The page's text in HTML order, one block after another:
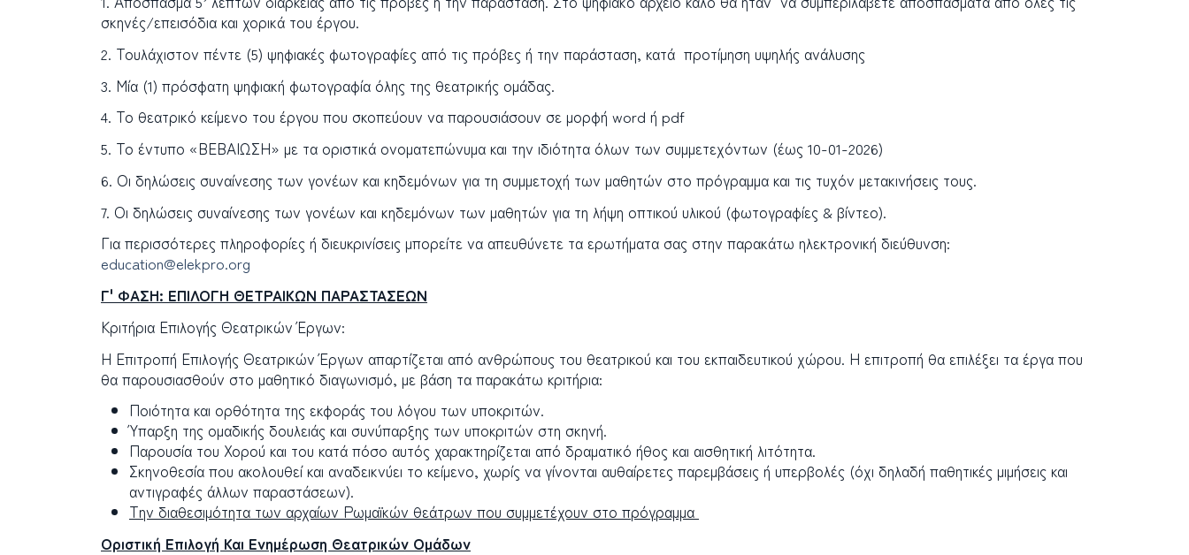
σκηνές/επεισόδια και χορικά του έργου.
2. Τουλάχιστον πέντε (5) ψηφιακές φωτογραφίες από τις πρόβες ή την παράσταση, κατά προτίμηση υψηλής ανάλυσης
3. Μία (1) πρόσφατη ψηφιακή φωτογραφία όλης της θεατρικής ομάδας.
4. Το θεατρικό κείμενο του έργου που σκοπεύουν να παρουσιάσουν σε μορφή word ή pdf
5. Το έντυπο «ΒΕΒΑΙΩΣΗ» με τα οριστικά ονοματεπώνυμα και την ιδιότητα όλων των συμμετεχόντων (έως 10-01-2026)
6. Οι δηλώσεις συναίνεσης των γονέων και κηδεμόνων για τη συμμετοχή των μαθητών στο πρόγραμμα και τις τυχόν μετακινήσεις τους.
7. Οι δηλώσεις συναίνεσης των γονέων και κηδεμόνων των μαθητών για τη λήψη οπτικού υλικού (φωτογραφίες & βίντεο).
Για περισσότερες πληροφορίες ή διευκρινίσεις μπορείτε να απευθύνετε τα ερωτήματα σας στην παρακάτω ηλεκτρονική διεύθυνση:
education@elekpro.org
Γ' ΦΑΣΗ: ΕΠΙΛΟΓΗ ΘΕΤΡΑΙΚΩΝ ΠΑΡΑΣΤΑΣΕΩΝ
Κριτήρια Επιλογής Θεατρικών Έργων:
Η Επιτροπή Επιλογής Θεατρικών Έργων απαρτίζεται από ανθρώπους του θεατρικού και του εκπαιδευτικού χώρου. Η επιτροπή θα επιλέξει τα έργα που
θα παρουσιασθούν στο μαθητικό διαγωνισμό, με βάση τα παρακάτω κριτήρια:
Ποιότητα και ορθότητα της εκφοράς του λόγου των υποκριτών.
Ύπαρξη της ομαδικής δουλειάς και συνύπαρξης των υποκριτών στη σκηνή.
Παρουσία του Χορού και του κατά πόσο αυτός χαρακτηρίζεται από δραματικό ήθος και αισθητική λιτότητα.
Σκηνοθεσία που ακολουθεί και αναδεικνύει το κείμενο, χωρίς να γίνονται αυθαίρετες παρεμβάσεις ή υπερβολές (όχι δηλαδή παθητικές μιμήσεις και
αντιγραφές άλλων παραστάσεων).
Την διαθεσιμότητα των αρχαίων Ρωμαϊκών θεάτρων που συμμετέχουν στο πρόγραμμα
Οριστική Επιλογή Και Ενημέρωση Θεατρικών Ομάδων